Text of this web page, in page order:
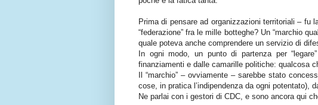
Prima di pensare ad organizzazioni territoriali – fu
“federazione” fra le mille botteghe? Un “marchio
quale poteva anche comprendere un servizio di
In ogni modo, un punto di partenza per
finanziamenti e dalle camarille politiche: qualcosa
Il “marchio” – ovviamente – sarebbe stato
cose, in pratica l’indipendenza da ogni potentato),
Ne parlai con i gestori di CDC, e sono ancora qui